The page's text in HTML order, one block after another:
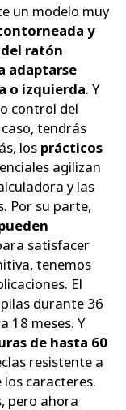
un modelo muy
y
ratón
adaptarse
o izquierda. Y
control del
tendrás
los prácticos
agilizan
y las
Por su parte,
satisfacer
tenemos
El
durante 36
18 meses. Y
de hasta 60
resistente a
caracteres.
pero ahora